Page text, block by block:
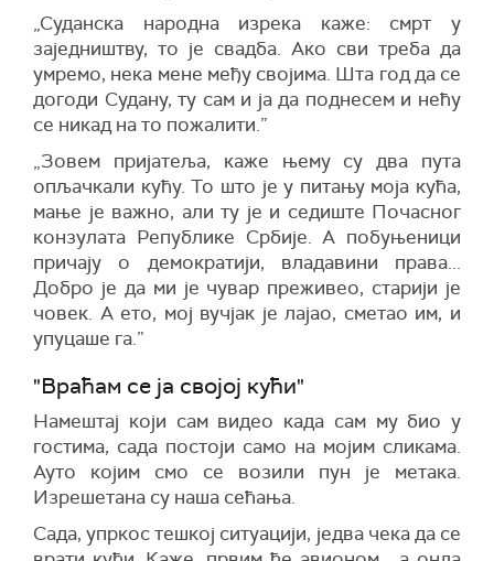
„Суданска народна изрека каже: смрт у
заједништву, то је свадба. Ако сви треба да
умремо, нека мене међу својима. Шта год да се
догоди Судану, ту сам и ја да поднесем и нећу
се никад на то пожалити.”
„Зовем пријатеља, каже њему су два пута
опљачкали кућу. То што је у питању моја кућа,
мање је важно, али ту је и седиште Почасног
конзулата Републике Србије. А побуњеници
причају о демократији, владавини права...
Добро је да ми је чувар преживео, старији је
човек. А ето, мој вучјак је лајао, сметао им, и
упуцаше га.”
"Враћам се ја својој кући"
Намештај који сам видео када сам му био у
гостима, сада постоји само на мојим сликама.
Ауто којим смо се возили пун је метака.
Изрешетана су наша сећања.
Сада, упркос тешкој ситуацији, једва чека да се